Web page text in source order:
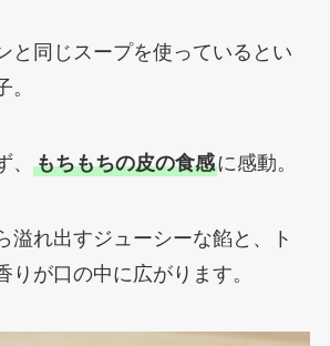
と同じスープを使っているとい
もちもちの皮の食感に感動。
溢れ出すジューシーな餡と、ト
りが口の中に広がります。